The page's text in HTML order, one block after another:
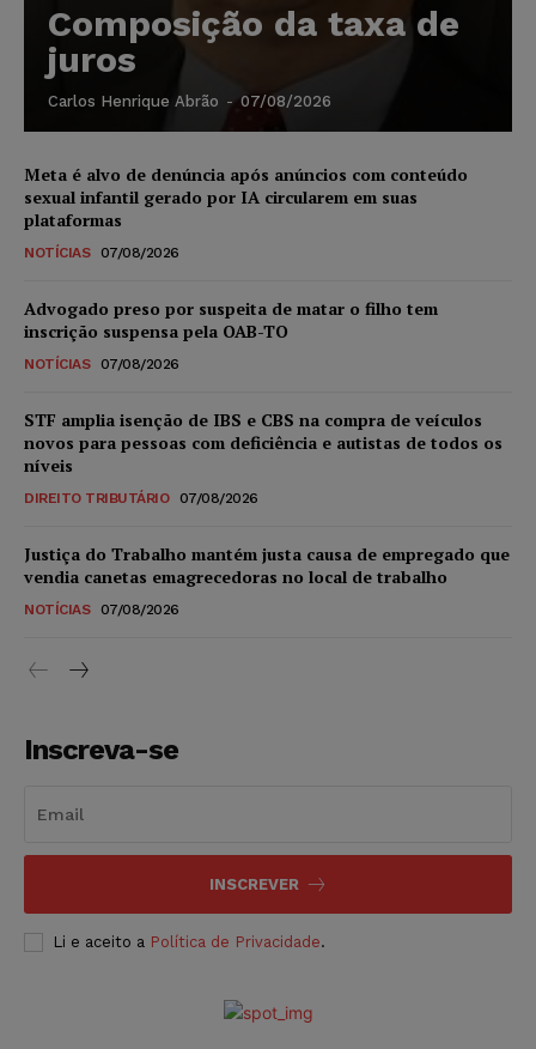
Composição da taxa de
juros
Carlos Henrique Abrão - 07/08/2026
Meta é alvo de denúncia após anúncios com conteúdo
sexual infantil gerado por IA circularem em suas
plataformas
NOTÍCIAS 07/08/2026
Advogado preso por suspeita de matar o filho tem
inscrição suspensa pela OAB-TO
NOTÍCIAS 07/08/2026
STF amplia isenção de IBS e CBS na compra de veículos
novos para pessoas com deficiência e autistas de todos os
níveis
DIREITO TRIBUTÁRIO 07/08/2026
Justiça do Trabalho mantém justa causa de empregado que
vendia canetas emagrecedoras no local de trabalho
NOTÍCIAS 07/08/2026
Inscreva-se
INSCREVER
Li e aceito a Política de Privacidade.